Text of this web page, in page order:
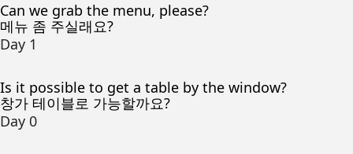
Can we grab the menu, please?
메뉴 좀 주실래요?
Day 1
Is it possible to get a table by the window?
창가 테이블로 가능할까요?
Day 0